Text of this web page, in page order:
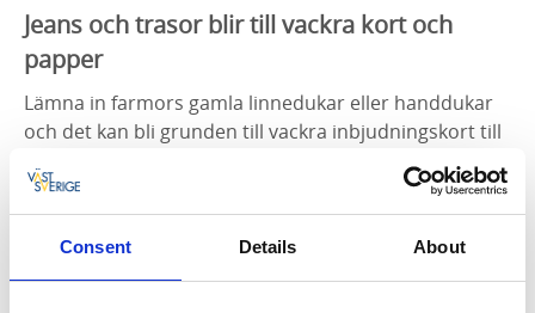
Consent Details About
Jeans och trasor blir till vackra kort och
papper
Lämna in farmors gamla linnedukar eller handdukar
och det kan bli grunden till vackra inbjudningskort till
ert bröllop eller annat kalas. Kanske räcker lumpen
även till ett fotoalbum med bilder från festen. Eller
varför inte lämna in dina gamla slitna jeans och du får
vackert blåa brevpapper eller kort.